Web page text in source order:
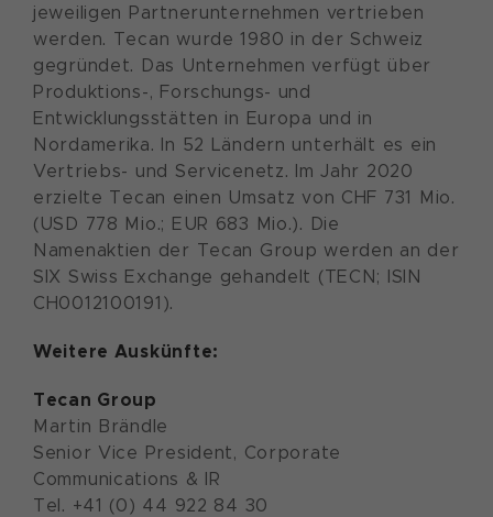
jeweiligen Partnerunternehmen vertrieben
werden. Tecan wurde 1980 in der Schweiz
gegründet. Das Unternehmen verfügt über
Produktions-, Forschungs- und
Entwicklungsstätten in Europa und in
Nordamerika. In 52 Ländern unterhält es ein
Vertriebs- und Servicenetz. Im Jahr 2020
erzielte Tecan einen Umsatz von CHF 731 Mio.
(USD 778 Mio.; EUR 683 Mio.). Die
Namenaktien der Tecan Group werden an der
SIX Swiss Exchange gehandelt (TECN; ISIN
CH0012100191).
Weitere Auskünfte:
Tecan Group
Martin Brändle
Senior Vice President, Corporate
Communications & IR
Tel. +41 (0) 44 922 84 30